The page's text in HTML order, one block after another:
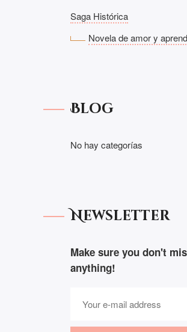
Saga Histórica
Novela de amor y
Blog
No hay categorías
Newsletter
Make sure you don't
anything!